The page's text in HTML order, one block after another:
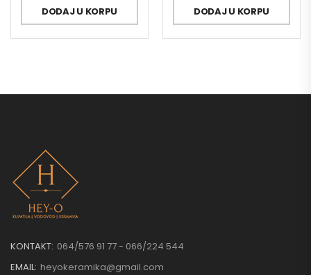
DODAJ U KORPU DODAJ U KORPU
KONTAKT: 064/576 91 77 - 066/224 544
EMAIL: heyokeramika@gmail.com